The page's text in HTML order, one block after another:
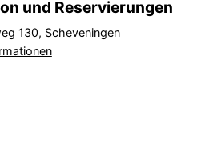
und Reservierungen
130, Scheveningen